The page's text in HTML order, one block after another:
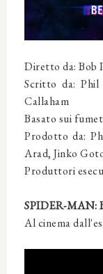
Diretto da: Bob
Scritto da:
Callaham
Basato sui
Prodotto da:
Arad, Jinko
Produttori
SPIDER-MAN:
Al cinema